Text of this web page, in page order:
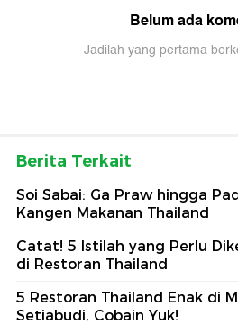
Belum ada
Jadilah yang pertama
Berita Terkait
Soi Sabai: Ga Praw hingga
Kangen Makanan Thailand
Catat! 5 Istilah yang Perlu
di Restoran Thailand
5 Restoran Thailand Enak di
Setiabudi, Cobain Yuk!